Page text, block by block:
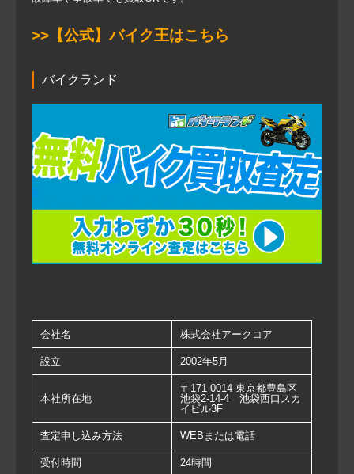
>>【公式】バイク王はこちら
バイクランド
会社名 株式会社アークコア
設立 2002年5月
本社所在地
〒171-0014 東京都豊島区
池袋2-14-4 池袋西口スカ
イビル3F
査定申し込み方法 WEBまたは電話
受付時間 24時間